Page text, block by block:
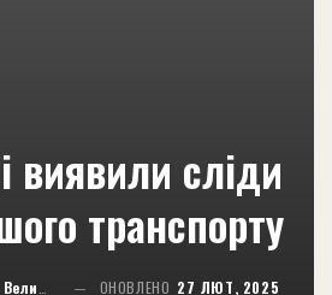
виявили сліди
транспорту
ОНОВЛЕНО 27 ЛЮТ, 2025